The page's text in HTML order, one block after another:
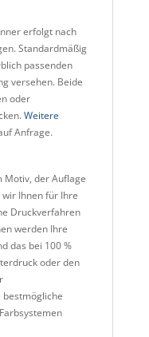
erfolgt nach
Standardmäßig
passenden
versehen. Beide
oder
Weitere
Anfrage.
Motiv, der Auflage
Ihnen für Ihre
Druckverfahren
werden Ihre
das bei 100 %
oder den